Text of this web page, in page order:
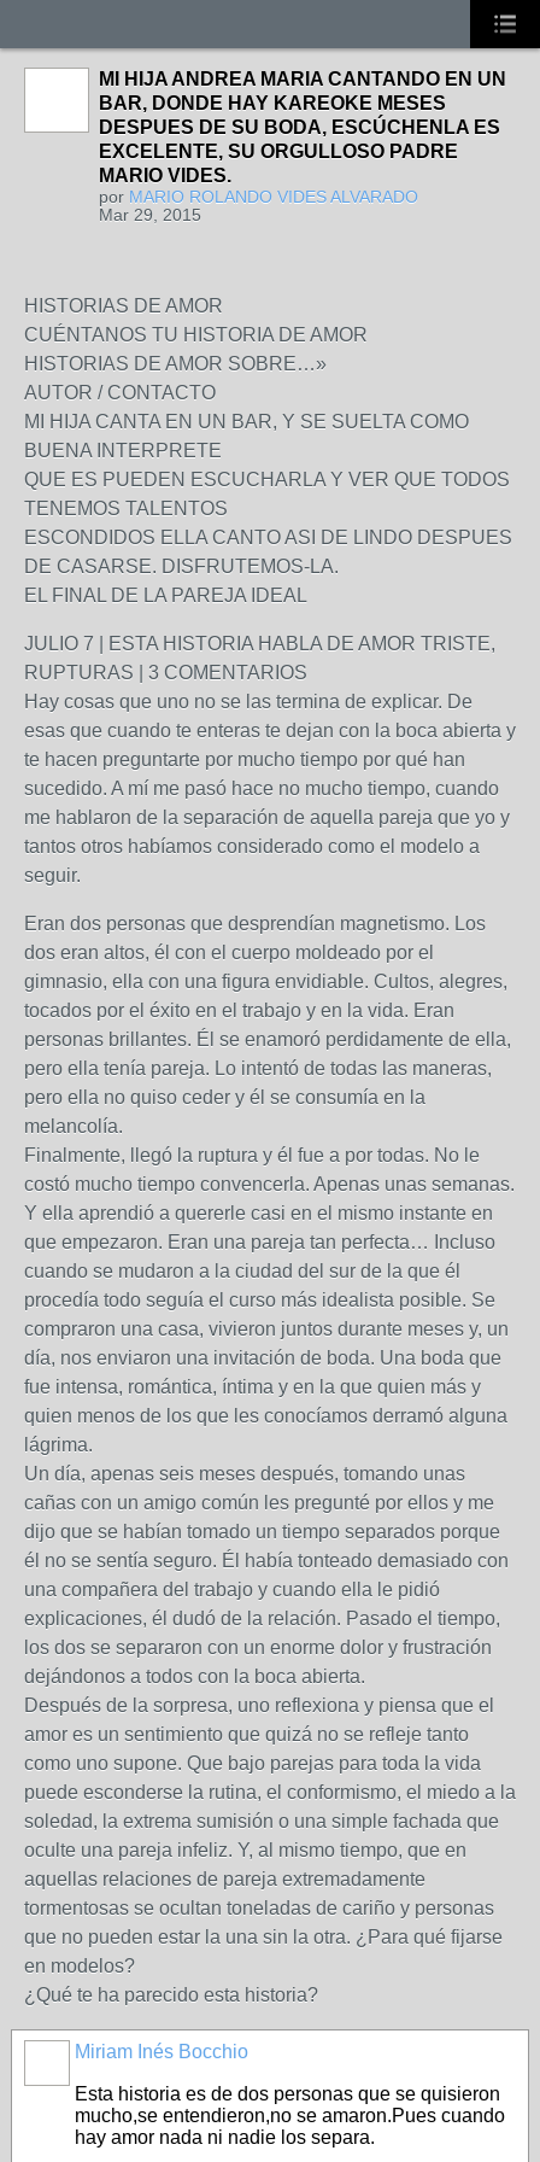
MI HIJA ANDREA MARIA CANTANDO EN UN
BAR, DONDE HAY KAREOKE MESES
DESPUES DE SU BODA, ESCÚCHENLA ES
EXCELENTE, SU ORGULLOSO PADRE
MARIO VIDES.
por MARIO ROLANDO VIDES ALVARADO
Mar 29, 2015
HISTORIAS DE AMOR
CUÉNTANOS TU HISTORIA DE AMOR
HISTORIAS DE AMOR SOBRE…»
AUTOR / CONTACTO
MI HIJA CANTA EN UN BAR, Y SE SUELTA COMO
BUENA INTERPRETE
QUE ES PUEDEN ESCUCHARLA Y VER QUE TODOS
TENEMOS TALENTOS
ESCONDIDOS ELLA CANTO ASI DE LINDO DESPUES
DE CASARSE. DISFRUTEMOS-LA.
EL FINAL DE LA PAREJA IDEAL
JULIO 7 | ESTA HISTORIA HABLA DE AMOR TRISTE,
RUPTURAS | 3 COMENTARIOS
Hay cosas que uno no se las termina de explicar. De
esas que cuando te enteras te dejan con la boca abierta y
te hacen preguntarte por mucho tiempo por qué han
sucedido. A mí me pasó hace no mucho tiempo, cuando
me hablaron de la separación de aquella pareja que yo y
tantos otros habíamos considerado como el modelo a
seguir.
Eran dos personas que desprendían magnetismo. Los
dos eran altos, él con el cuerpo moldeado por el
gimnasio, ella con una figura envidiable. Cultos, alegres,
tocados por el éxito en el trabajo y en la vida. Eran
personas brillantes. Él se enamoró perdidamente de ella,
pero ella tenía pareja. Lo intentó de todas las maneras,
pero ella no quiso ceder y él se consumía en la
melancolía.
Finalmente, llegó la ruptura y él fue a por todas. No le
costó mucho tiempo convencerla. Apenas unas semanas.
Y ella aprendió a quererle casi en el mismo instante en
que empezaron. Eran una pareja tan perfecta… Incluso
cuando se mudaron a la ciudad del sur de la que él
procedía todo seguía el curso más idealista posible. Se
compraron una casa, vivieron juntos durante meses y, un
día, nos enviaron una invitación de boda. Una boda que
fue intensa, romántica, íntima y en la que quien más y
quien menos de los que les conocíamos derramó alguna
lágrima.
Un día, apenas seis meses después, tomando unas
cañas con un amigo común les pregunté por ellos y me
dijo que se habían tomado un tiempo separados porque
él no se sentía seguro. Él había tonteado demasiado con
una compañera del trabajo y cuando ella le pidió
explicaciones, él dudó de la relación. Pasado el tiempo,
los dos se separaron con un enorme dolor y frustración
dejándonos a todos con la boca abierta.
Después de la sorpresa, uno reflexiona y piensa que el
amor es un sentimiento que quizá no se refleje tanto
como uno supone. Que bajo parejas para toda la vida
puede esconderse la rutina, el conformismo, el miedo a la
soledad, la extrema sumisión o una simple fachada que
oculte una pareja infeliz. Y, al mismo tiempo, que en
aquellas relaciones de pareja extremadamente
tormentosas se ocultan toneladas de cariño y personas
que no pueden estar la una sin la otra. ¿Para qué fijarse
en modelos?
¿Qué te ha parecido esta historia?
Miriam Inés Bocchio
Esta historia es de dos personas que se quisieron
mucho,se entendieron,no se amaron.Pues cuando
hay amor nada ni nadie los separa.